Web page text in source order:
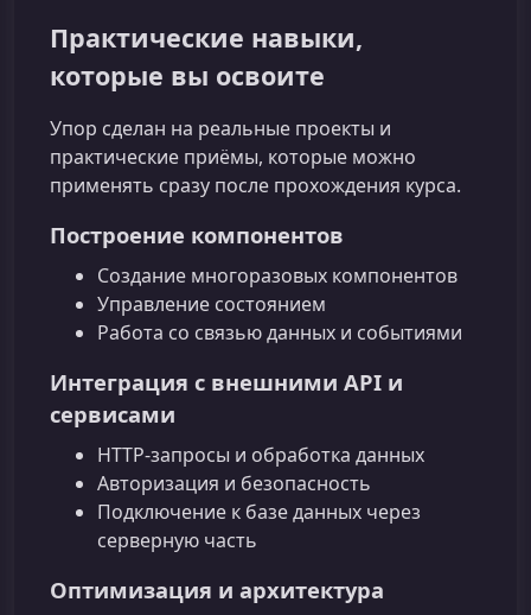
Практические навыки,
которые вы освоите
Упор сделан на реальные проекты и
практические приёмы, которые можно
применять сразу после прохождения курса.
Построение компонентов
Создание многоразовых компонентов
Управление состоянием
Работа со связью данных и событиями
Интеграция с внешними API и
сервисами
HTTP‑запросы и обработка данных
Авторизация и безопасность
Подключение к базе данных через
серверную часть
Оптимизация и архитектура